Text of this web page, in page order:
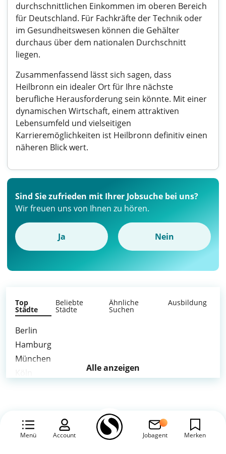
durchschnittlichen Einkommen im oberen Bereich
für Deutschland. Für Fachkräfte der Technik oder
im Gesundheitswesen können die Gehälter
durchaus über dem nationalen Durchschnitt
liegen.
Zusammenfassend lässt sich sagen, dass
Heilbronn ein idealer Ort für Ihre nächste
berufliche Herausforderung sein könnte. Mit einer
dynamischen Wirtschaft, einem attraktiven
Lebensumfeld und vielseitigen
Karrieremöglichkeiten ist Heilbronn definitiv einen
näheren Blick wert.
Menü Account Jobagent Merken
Sind Sie zufrieden mit Ihrer Jobsuche bei uns?
Wir freuen uns von Ihnen zu hören.
Ja Nein
Top
Städte
Beliebte
Städte
Ähnliche
Suchen
Ausbildung
Berlin
Hamburg
München
Leipzig
Alle anzeigen